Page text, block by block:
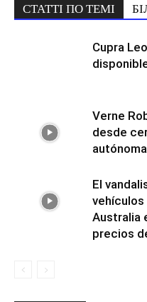
СТАТТІ ПО ТЕМІ
Cupra
Verne
desde
autónoma
El
Australia
precios